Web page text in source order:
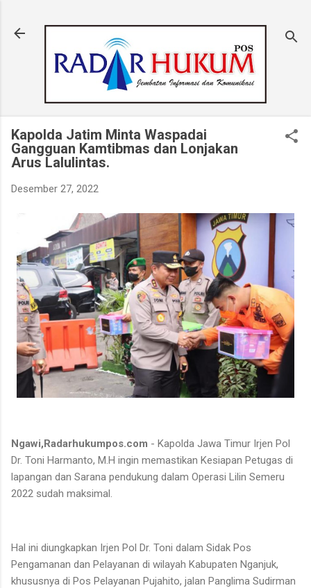
Kapolda Jatim Minta Waspadai
Gangguan Kamtibmas dan Lonjakan
Arus Lalulintas.
Desember 27, 2022
Ngawi,Radarhukumpos.com - Kapolda Jawa Timur Irjen Pol
Dr. Toni Harmanto, M.H ingin memastikan Kesiapan Petugas di
lapangan dan Sarana pendukung dalam Operasi Lilin Semeru
2022 sudah maksimal.
Hal ini diungkapkan Irjen Pol Dr. Toni dalam Sidak Pos
Pengamanan dan Pelayanan di wilayah Kabupaten Nganjuk,
khususnya di Pos Pelayanan Pujahito, jalan Panglima Sudirman